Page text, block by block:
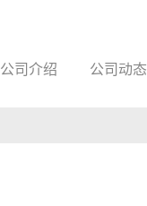
公司介绍 公司动态